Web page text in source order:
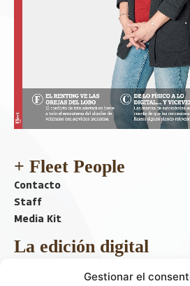
Gestionar el
+ Fleet People
Contacto
Staff
Media Kit
La edición digital
Descargar último ejemplar